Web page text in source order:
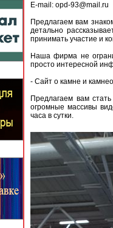
E-mail: opd-93@mail.ru
Предлагаем вам
детально
принимать участие и
Наша фирма не
просто интересной
- Сайт о камне и
Предлагаем вам
огромные массивы
часа в сутки.